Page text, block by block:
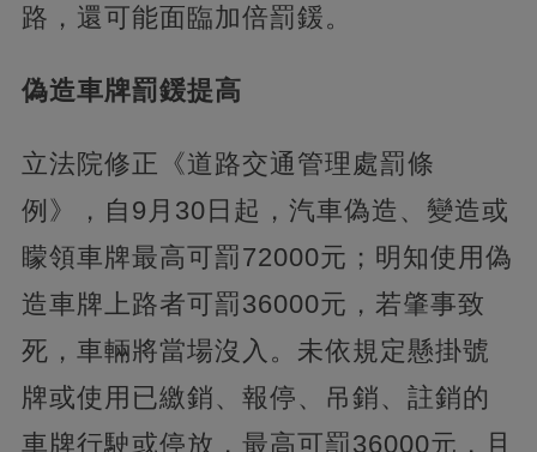
路，還可能面臨加倍罰鍰。
偽造車牌罰鍰提高
立法院修正《道路交通管理處罰條
例》，自9月30日起，汽車偽造、變造或
矇領車牌最高可罰72000元；明知使用偽
造車牌上路者可罰36000元，若肇事致
死，車輛將當場沒入。未依規定懸掛號
牌或使用已繳銷、報停、吊銷、註銷的
車牌行駛或停放，最高可罰36000元，且